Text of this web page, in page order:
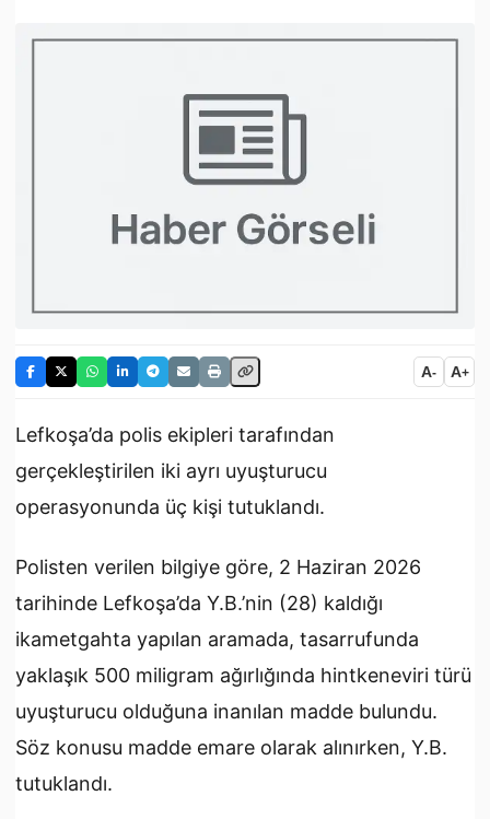
A- A+
Lefkoşa’da polis ekipleri tarafından
gerçekleştirilen iki ayrı uyuşturucu
operasyonunda üç kişi tutuklandı.
Polisten verilen bilgiye göre, 2 Haziran 2026
tarihinde Lefkoşa’da Y.B.’nin (28) kaldığı
ikametgahta yapılan aramada, tasarrufunda
yaklaşık 500 miligram ağırlığında hintkeneviri türü
uyuşturucu olduğuna inanılan madde bulundu.
Söz konusu madde emare olarak alınırken, Y.B.
tutuklandı.